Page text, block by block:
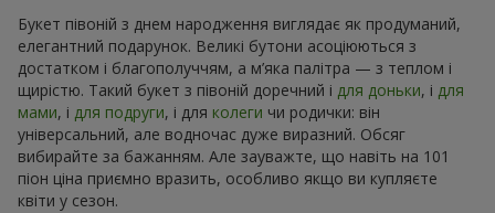
Букет півоній з днем народження виглядає як продуманий,
елегантний подарунок. Великі бутони асоціюються з
достатком і благополуччям, а м’яка палітра — з теплом і
щирістю. Такий букет з півоній доречний і для доньки, і для
мами, і для подруги, і для колеги чи родички: він
універсальний, але водночас дуже виразний. Обсяг
вибирайте за бажанням. Але зауважте, що навіть на 101
піон ціна приємно вразить, особливо якщо ви купляєте
квіти у сезон.